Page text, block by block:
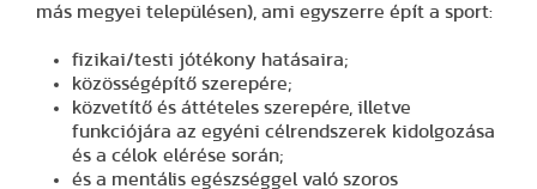
más megyei településen), ami egyszerre épít a sport:
fizikai/testi jótékony hatásaira;
közösségépítő szerepére;
közvetítő és áttételes szerepére, illetve
funkciójára az egyéni célrendszerek kidolgozása
és a célok elérése során;
és a mentális egészséggel való szoros